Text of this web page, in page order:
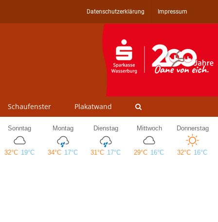
Datenschutzerklärung Impressum
Schaufenster Plakatwand